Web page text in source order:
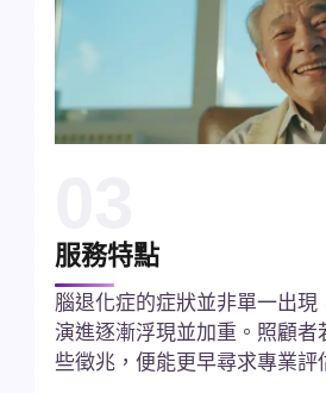
服務特點
腦退化症的症狀並非單一出現
演進逐漸浮現並加重。照顧者
些徵兆，便能更早尋求專業評